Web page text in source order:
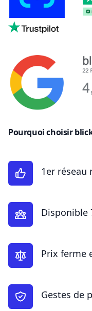
Pourquoi choisir
1er réseau
Disponible
Prix ferme
Gestes de